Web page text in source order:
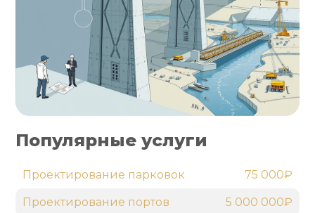
Популярные услуги
Проектирование парковок 75 000₽
Проектирование портов 5 000 000₽